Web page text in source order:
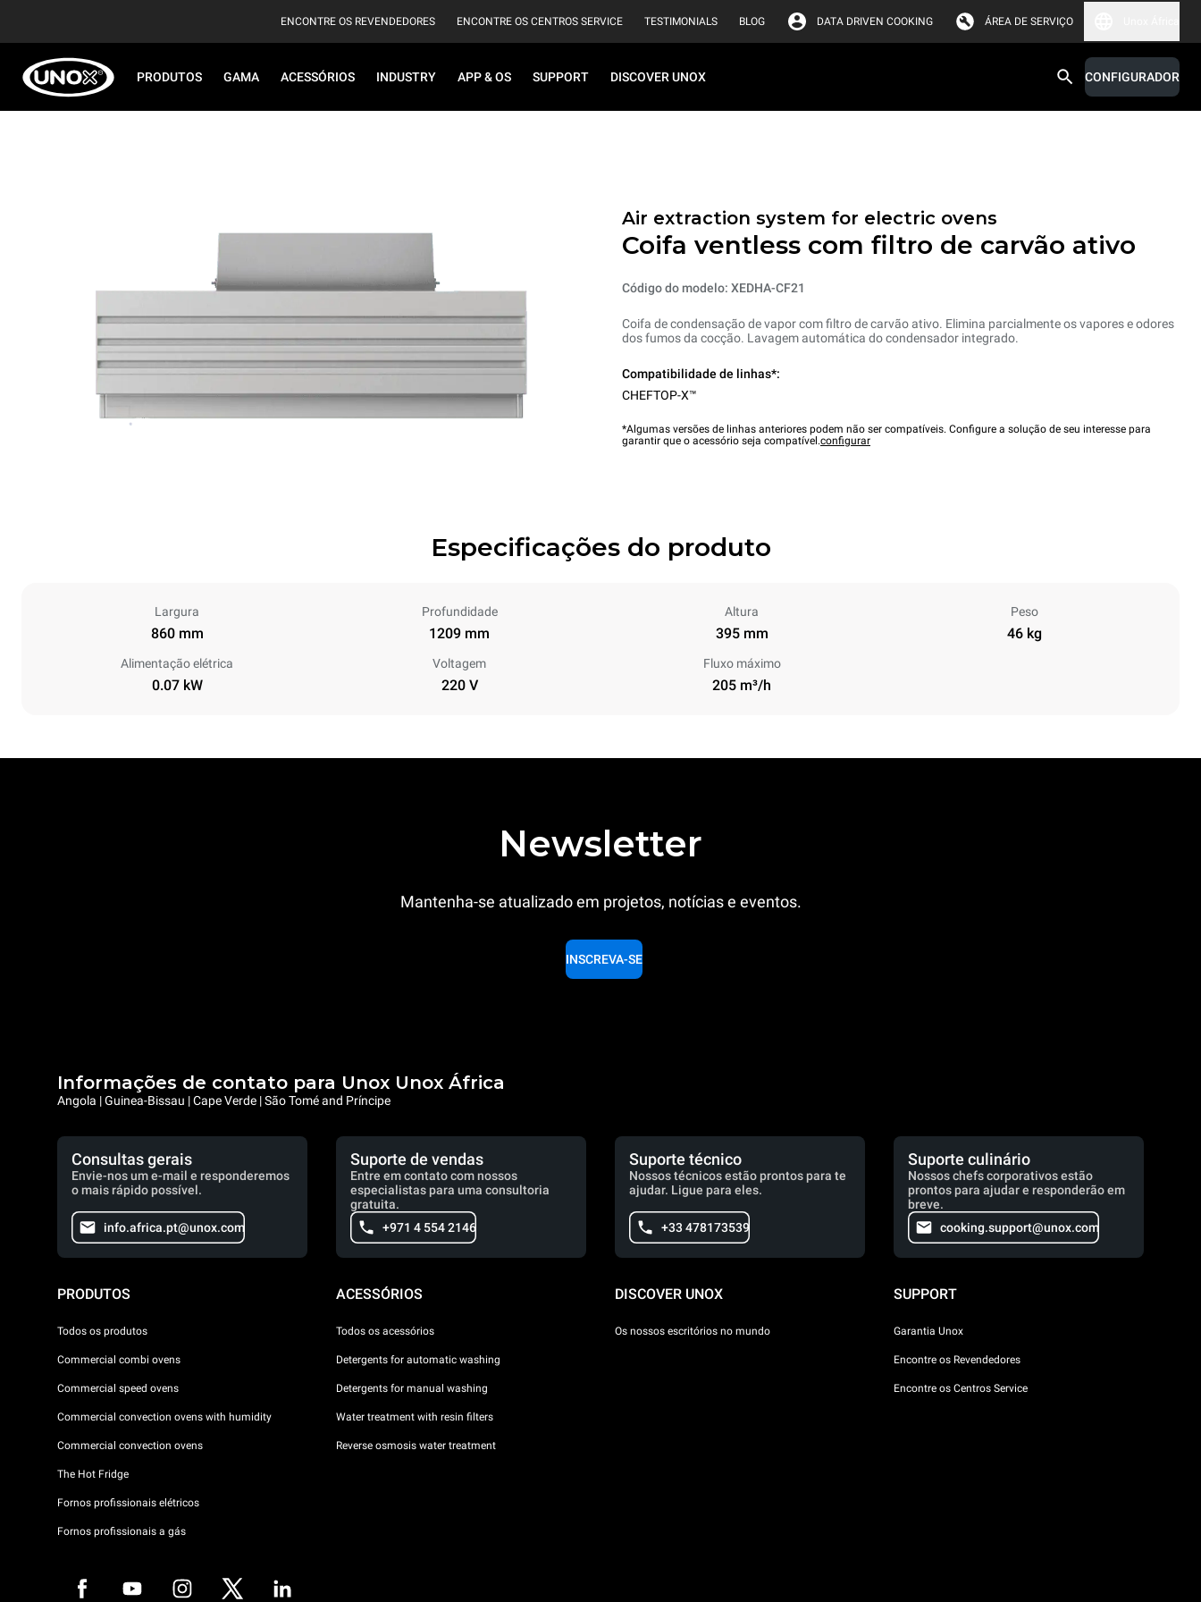
ENCONTRE OS REVENDEDORES ENCONTRE OS CENTROS SERVICE TESTIMONIALS BLOG DATA DRIVEN COOKING ÁREA DE SERVIÇO
PRODUTOS GAMA ACESSÓRIOS INDUSTRY APP & OS SUPPORT DISCOVER UNOX CONFIGURADOR
Air extraction system for electric ovens
Coifa ventless com filtro de carvão ativo
Código do modelo: XEDHA-CF21
Coifa de condensação de vapor com filtro de carvão ativo. Elimina parcialmente os vapores e odores
dos fumos da cocção. Lavagem automática do condensador integrado.
Compatibilidade de linhas*:
CHEFTOP-X™
*Algumas versões de linhas anteriores podem não ser compatíveis. Configure a solução de seu interesse para
garantir que o acessório seja compatível.configurar
Especificações do produto
Largura
860 mm
Profundidade
1209 mm
Altura
395 mm
Peso
46 kg
Alimentação elétrica
0.07 kW
Voltagem
220 V
Fluxo máximo
205 m³/h
Newsletter
Mantenha-se atualizado em projetos, notícias e eventos.
INSCREVA-SE
Informações de contato para Unox Unox África
Angola | Guinea-Bissau | Cape Verde | São Tomé and Príncipe
Consultas gerais
Envie-nos um e-mail e responderemos
o mais rápido possível.
info.africa.pt@unox.com
Suporte de vendas
Entre em contato com nossos
especialistas para uma consultoria
gratuita.
+971 4 554 2146
Suporte técnico
Nossos técnicos estão prontos para te
ajudar. Ligue para eles.
+33 478173539
Suporte culinário
Nossos chefs corporativos estão
prontos para ajudar e responderão em
breve.
cooking.support@unox.com
PRODUTOS
Todos os produtos
Commercial combi ovens
Commercial speed ovens
Commercial convection ovens with humidity
Commercial convection ovens
The Hot Fridge
Fornos profissionais elétricos
Fornos profissionais a gás
ACESSÓRIOS
Todos os acessórios
Detergents for automatic washing
Detergents for manual washing
Water treatment with resin filters
Reverse osmosis water treatment
DISCOVER UNOX
Os nossos escritórios no mundo
SUPPORT
Garantia Unox
Encontre os Revendedores
Encontre os Centros Service